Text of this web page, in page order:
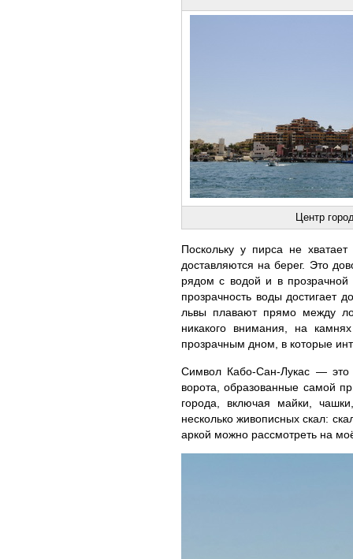
Центр
Поскольку у пирса не
доставляются на берег. Это
рядом с водой и в прозрачной
прозрачность воды
львы плавают прямо между
никакого внимания, на
прозрачным дном, в которые
Символ Кабо-Сан-Лукас — это
ворота, образованные самой
города, включая майки,
несколько живописных скал:
аркой можно рассмотреть на